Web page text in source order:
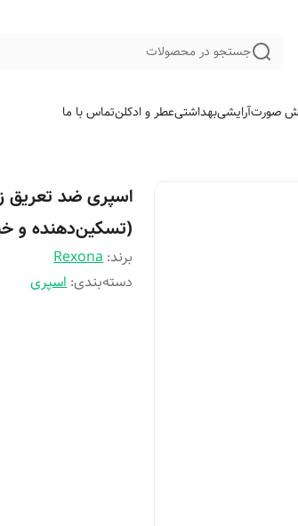
جستجو در محصولات
صورتآرایشیبهداشتیعطر و ادکلنتماس با ما
اسپری ضد تعریق
(تسکین‌دهنده و
برند:Rexona
دسته‌بندی:اسپری